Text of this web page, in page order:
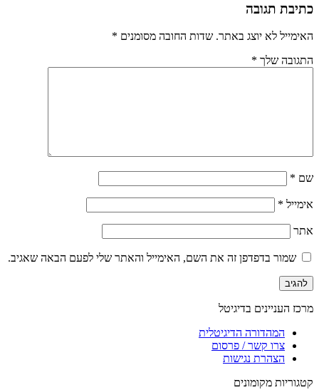
כתיבת תגובה
האימייל לא יוצג באתר. שדות החובה מסומנים *
התגובה שלך *
שם *
אימייל *
אתר
שמור בדפדפן זה את השם, האימייל והאתר שלי לפעם הבאה שאגיב.
מרכז העניינים בדיגיטל
המהדורה הדיגיטלית
צרו קשר / פרסום
הצהרת נגישות
קטגוריות מקומונים